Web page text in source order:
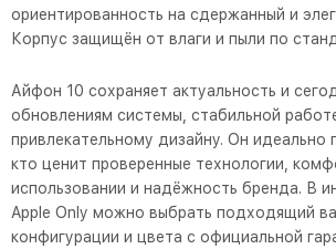
ориентированность на сдержанный и
Корпус защищён от влаги и пыли по
Айфон 10 сохраняет актуальность и
обновлениям системы, стабильной
привлекательному дизайну. Он идеально
кто ценит проверенные технологии,
использовании и надёжность бренда. В
Apple Only можно выбрать подходящий
конфигурации и цвета с официальной